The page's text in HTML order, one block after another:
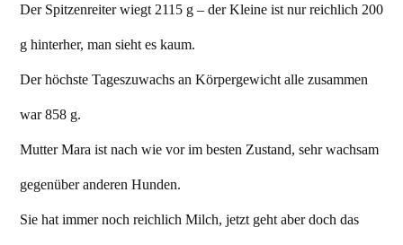
Der Spitzenreiter wiegt 2115 g – der Kleine ist nur reichlich 200
g hinterher, man sieht es kaum.
Der höchste Tageszuwachs an Körpergewicht alle zusammen
war 858 g.
Mutter Mara ist nach wie vor im besten Zustand, sehr wachsam
gegenüber anderen Hunden.
Sie hat immer noch reichlich Milch, jetzt geht aber doch das